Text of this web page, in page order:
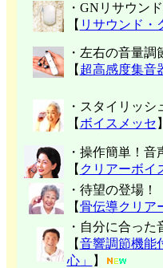
・GNリサウン
【 リサウンド・
・左右の音量
【 超高感度集音
・スタイリッシ
【 ボイスメッセ 】
・操作簡単！音
【 クリアーボイ
・待望の登場！
【骨伝導クリア
・自分に合っ
【音響調節機能
心」
】